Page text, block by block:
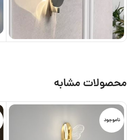
محصولات مشابه
ناموجود